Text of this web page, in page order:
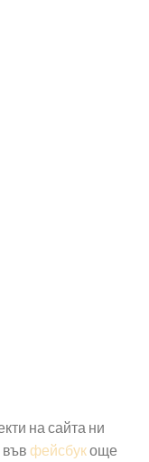
на сайта ни
фейсбукоще